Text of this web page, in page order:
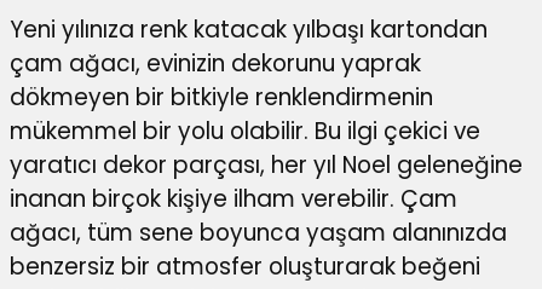
Yeni yılınıza renk katacak yılbaşı kartondan
çam ağacı, evinizin dekorunu yaprak
dökmeyen bir bitkiyle renklendirmenin
mükemmel bir yolu olabilir. Bu ilgi çekici ve
yaratıcı dekor parçası, her yıl Noel geleneğine
inanan birçok kişiye ilham verebilir. Çam
ağacı, tüm sene boyunca yaşam alanınızda
benzersiz bir atmosfer oluşturarak beğeni